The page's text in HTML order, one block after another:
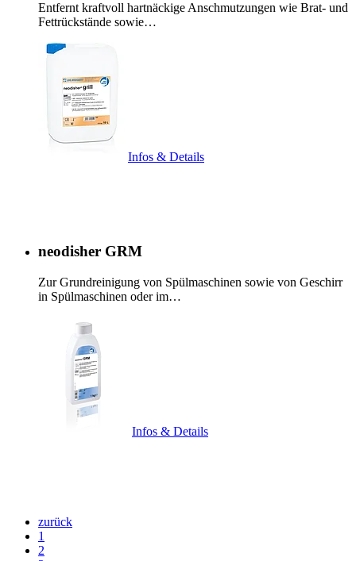
Entfernt kraftvoll hartnäckige Anschmutzungen wie Brat- und
Fettrückstände sowie…
Infos & Details
neodisher GRM
Zur Grundreinigung von Spülmaschinen sowie von Geschirr
in Spülmaschinen oder im…
Infos & Details
zurück
1
2